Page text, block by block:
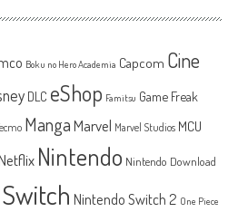
Boku no Hero Academia Capcom Cine
DLC eShop Famitsu Game Freak
MangaMarvel Marvel Studios MCU
Nintendo Nintendo Download
Nintendo Switch 2 One Piece